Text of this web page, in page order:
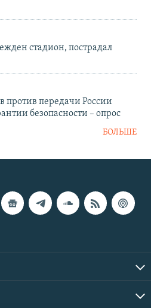
стадион, пострадал
против передачи России
безопасности – опрос
БОЛЬШЕ